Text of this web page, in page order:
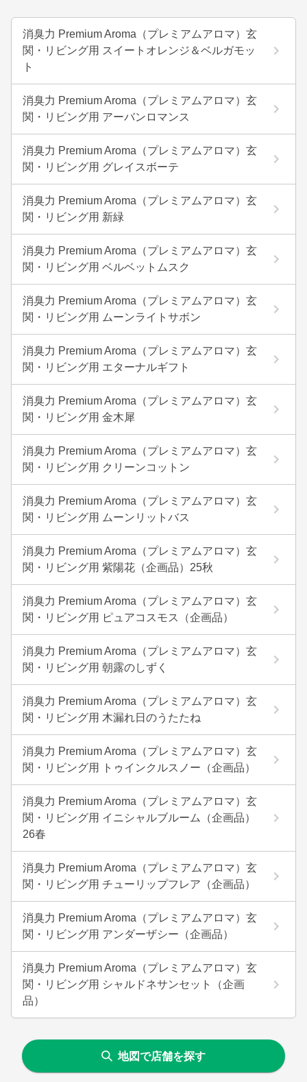
消臭力 Premium Aroma（プレミアムアロマ）玄
関・リビング用 スイートオレンジ＆ベルガモッ
ト
消臭力 Premium Aroma（プレミアムアロマ）玄
関・リビング用 アーバンロマンス
消臭力 Premium Aroma（プレミアムアロマ）玄
関・リビング用 グレイスボーテ
消臭力 Premium Aroma（プレミアムアロマ）玄
関・リビング用 新緑
消臭力 Premium Aroma（プレミアムアロマ）玄
関・リビング用 ベルベットムスク
消臭力 Premium Aroma（プレミアムアロマ）玄
関・リビング用 ムーンライトサボン
消臭力 Premium Aroma（プレミアムアロマ）玄
関・リビング用 エターナルギフト
消臭力 Premium Aroma（プレミアムアロマ）玄
関・リビング用 金木犀
消臭力 Premium Aroma（プレミアムアロマ）玄
関・リビング用 クリーンコットン
消臭力 Premium Aroma（プレミアムアロマ）玄
関・リビング用 ムーンリットバス
消臭力 Premium Aroma（プレミアムアロマ）玄
関・リビング用 紫陽花（企画品）25秋
消臭力 Premium Aroma（プレミアムアロマ）玄
関・リビング用 ピュアコスモス（企画品）
消臭力 Premium Aroma（プレミアムアロマ）玄
関・リビング用 朝露のしずく
消臭力 Premium Aroma（プレミアムアロマ）玄
関・リビング用 木漏れ日のうたたね
消臭力 Premium Aroma（プレミアムアロマ）玄
関・リビング用 トゥインクルスノー（企画品）
消臭力 Premium Aroma（プレミアムアロマ）玄
関・リビング用 イニシャルブルーム（企画品）
26春
消臭力 Premium Aroma（プレミアムアロマ）玄
関・リビング用 チューリップフレア（企画品）
消臭力 Premium Aroma（プレミアムアロマ）玄
関・リビング用 アンダーザシー（企画品）
消臭力 Premium Aroma（プレミアムアロマ）玄
関・リビング用 シャルドネサンセット（企画
品）
地図で店舗を探す